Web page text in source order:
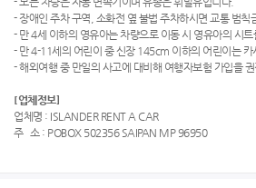
- 장애인 주차 구역, 소화전 옆 불법 주차하시면 교통 범칙
- 만 4세 이하의 영유아는 차량으로 이동 시 영유아의 시트
- 만 4-11세의 어린이 중 신장 145cm 이하의 어린이는 카
- 해외여행 중 만일의 사고에 대비해 여행자보험 가입을 권
[업체정보]
업체명 : ISLANDER RENT A CAR
주 소 : POBOX 502356 SAIPAN MP 96950